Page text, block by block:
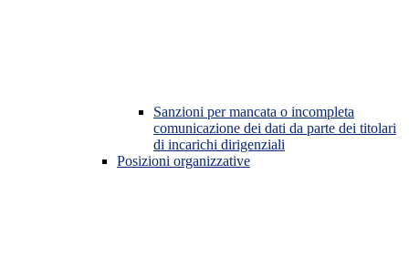
Sanzioni per mancata o incompleta
comunicazione dei dati da parte dei titolari
di incarichi dirigenziali
Posizioni organizzative